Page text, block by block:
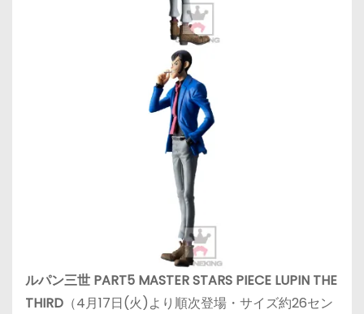
ルパン三世 PART5 MASTER STARS PIECE LUPIN THE
THIRD （4月17日(火)より順次登場・サイズ約26セン